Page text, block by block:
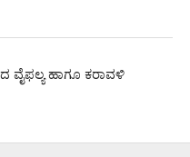
ವೈಫಲ್ಯ ಹಾಗೂ ಕರಾವಳಿ